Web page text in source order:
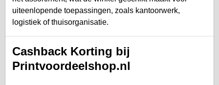
uiteenlopende toepassingen, zoals kantoorwerk,
logistiek of thuisorganisatie.
Cashback Korting bij
Printvoordeelshop.nl